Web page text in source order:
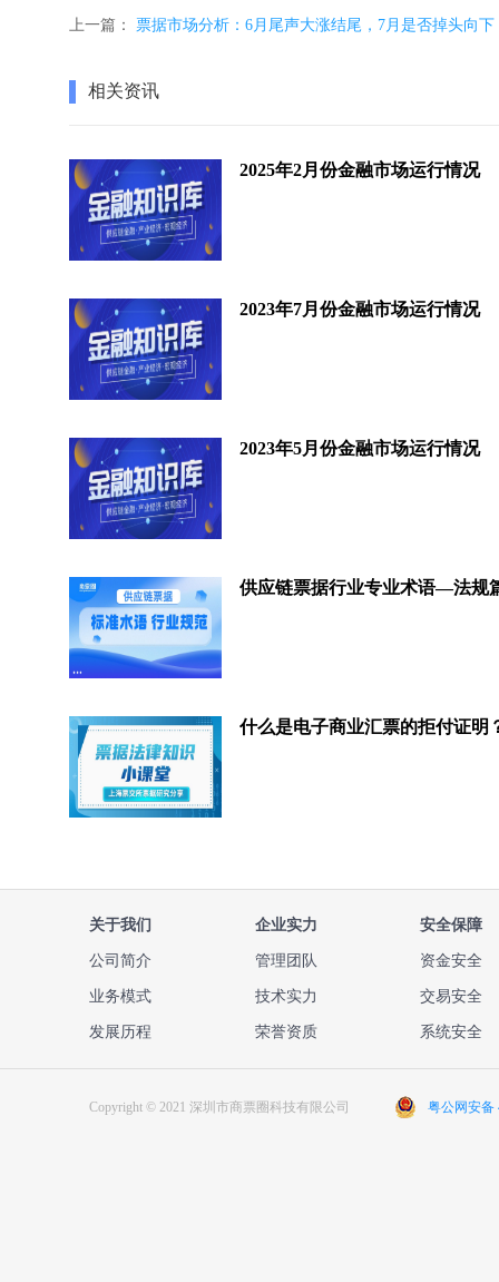
上一篇： 票据市场分析：6月尾声大涨结尾，7月是否掉头向下
相关资讯
2025年2月份金融市场运行情况
2023年7月份金融市场运行情况
2023年5月份金融市场运行情况
供应链票据行业专业术语—法规
关于我们
公司简介
业务模式
发展历程
企业实力
管理团队
技术实力
荣誉资质
安全保障
资金安全
交易安全
系统安全
Copyright © 2021 深圳市商票圈科技有限公司 粤公网安备